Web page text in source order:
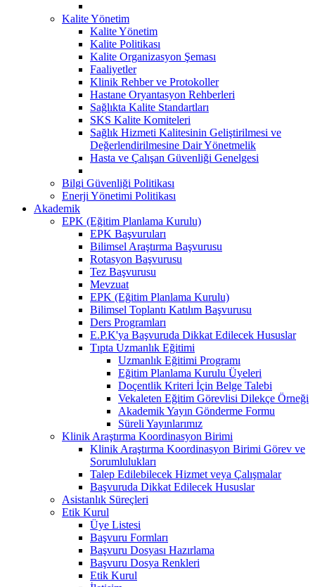
Kalite Yönetim
Kalite Yönetim
Kalite Politikası
Kalite Organizasyon Şeması
Faaliyetler
Klinik Rehber ve Protokoller
Hastane Oryantasyon Rehberleri
Sağlıkta Kalite Standartları
SKS Kalite Komiteleri
Sağlık Hizmeti Kalitesinin Geliştirilmesi ve
Değerlendirilmesine Dair Yönetmelik
Hasta ve Çalışan Güvenliği Genelgesi
Bilgi Güvenliği Politikası
Enerji Yönetimi Politikası
Akademik
EPK (Eğitim Planlama Kurulu)
EPK Başvuruları
Bilimsel Araştırma Başvurusu
Rotasyon Başvurusu
Tez Başvurusu
Mevzuat
EPK (Eğitim Planlama Kurulu)
Bilimsel Toplantı Katılım Başvurusu
Ders Programları
E.P.K'ya Başvuruda Dikkat Edilecek Hususlar
Tıpta Uzmanlık Eğitimi
Uzmanlık Eğitimi Programı
Eğitim Planlama Kurulu Üyeleri
Doçentlik Kriteri İçin Belge Talebi
Vekaleten Eğitim Görevlisi Dilekçe Örneği
Akademik Yayın Gönderme Formu
Süreli Yayınlarımız
Klinik Araştırma Koordinasyon Birimi
Klinik Araştırma Koordinasyon Birimi Görev ve
Sorumlulukları
Talep Edilebilecek Hizmet veya Çalışmalar
Başvuruda Dikkat Edilecek Hususlar
Asistanlık Süreçleri
Etik Kurul
Üye Listesi
Başvuru Formları
Başvuru Dosyası Hazırlama
Başvuru Dosya Renkleri
Etik Kurul